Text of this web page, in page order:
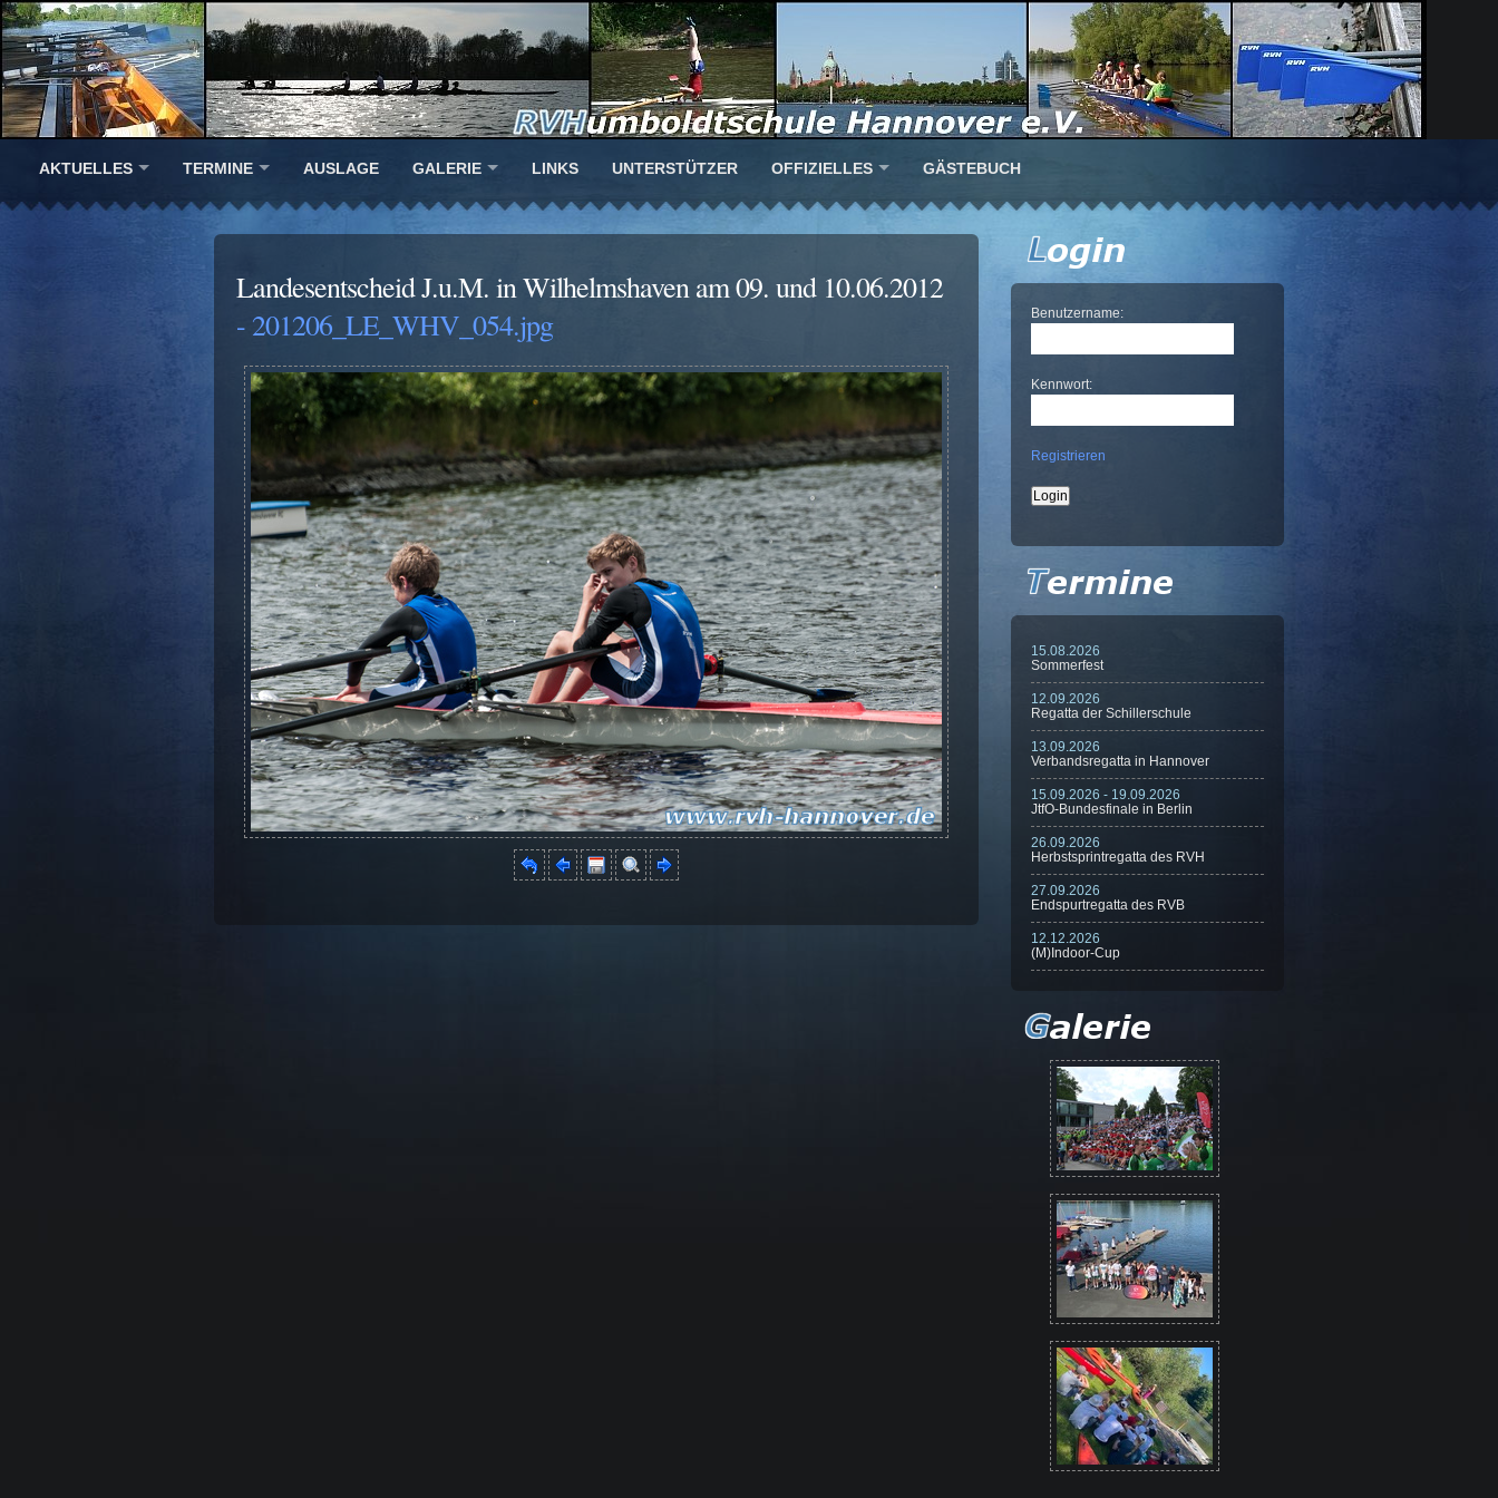
AKTUELLES TERMINE AUSLAGE GALERIE LINKS UNTERSTÜTZER OFFIZIELLES GÄSTEBUCH
Landesentscheid J.u.M. in Wilhelmshaven am 09. und 10.06.2012
- 201206_LE_WHV_054.jpg
Benutzername:
Kennwort:
Registrieren
15.08.2026
Sommerfest
12.09.2026
Regatta der Schillerschule
13.09.2026
Verbandsregatta in Hannover
15.09.2026 - 19.09.2026
JtfO-Bundesfinale in Berlin
26.09.2026
Herbstsprintregatta des RVH
27.09.2026
Endspurtregatta des RVB
12.12.2026
(M)Indoor-Cup